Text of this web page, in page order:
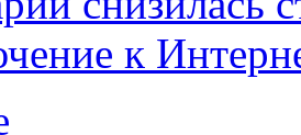
к